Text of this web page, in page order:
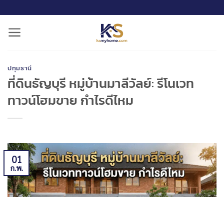
ปทุมธานี
ที่ดินธัญบุรี หมู่บ้านมาลีวัลย์: รีโนเวท
ทาวน์โฮมขาย กำไรดีไหม
01
ก.พ.